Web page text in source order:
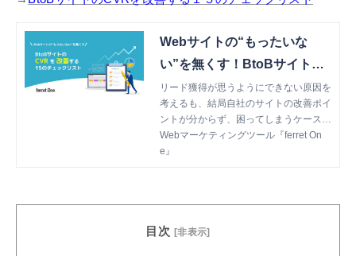
Webサイトの“もったいな
い”を無くす！BtoBサイトの
CVRを改善する 15のチェッ
クリスト
リード獲得が思うようにできない原因を
考えるも、結局自社のサイトの改善ポイ
ントが分からず、困ってしまうケースは
多いのではないのでしょうか。本書で
は、ferret Oneとその導入企業のサイト
Webマーケティングツール『ferret On
e』
目次 [非表示]